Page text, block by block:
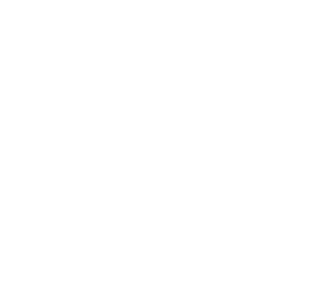
der jeweiligen Gemeinde.